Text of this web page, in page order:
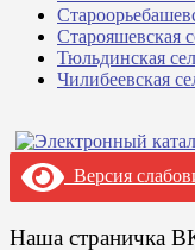
Старояшевская
Тюльдинская
Чилибеевская
Версия
Наша страничка